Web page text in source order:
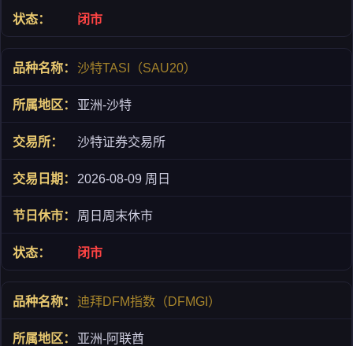
闭市
沙特TASI（SAU20）
亚洲-沙特
沙特证券交易所
2026-08-09 周日
周日周末休市
闭市
迪拜DFM指数（DFMGI）
亚洲-阿联酋